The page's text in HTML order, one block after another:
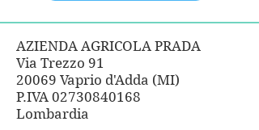
AZIENDA AGRICOLA PRADA
Via Trezzo 91
20069 Vaprio d'Adda (MI)
P.IVA 02730840168
Lombardia